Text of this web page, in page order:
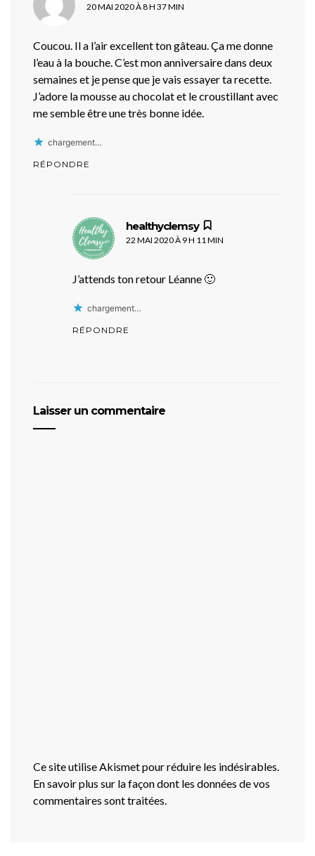
20 MAI 2020 À 8 H 37 MIN
Coucou. Il a l’air excellent ton gâteau. Ça me donne
l’eau à la bouche. C’est mon anniversaire dans deux
semaines et je pense que je vais essayer ta recette.
J’adore la mousse au chocolat et le croustillant avec
me semble être une très bonne idée.
chargement…
RÉPONDRE
healthyclemsy
22 MAI 2020 À 9 H 11 MIN
J’attends ton retour Léanne 🙂
chargement…
RÉPONDRE
Laisser un commentaire
Ce site utilise Akismet pour réduire les indésirables.
En savoir plus sur la façon dont les données de vos
commentaires sont traitées